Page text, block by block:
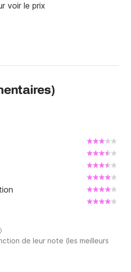
voir le prix
)
de leur note (les meilleurs